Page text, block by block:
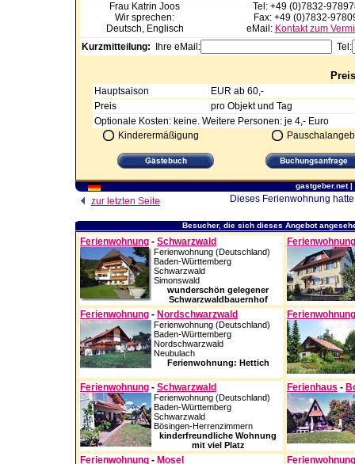
Frau Katrin Joos
Wir sprechen:
Deutsch, Englisch
Tel: +49 (0)7832-
Fax: +49 (0)7832-
eMail: Kontakt zum
Kurzmitteilung: Ihre eMail: Tel:
Hauptsaison
EUR ab 60,-
Preis
pro Objekt und Tag
Optionale Kosten: keine. Weitere Personen: je 4,- Euro
Kinderermäßigung
gastgeber.net|
zur letzten Seite Dieses Ferienwohnung
Besucher, die sich dieses Angebot
Ferienwohnung - Schwarzwald
Ferienwohnung (Deutschland)
Baden-Württemberg
Schwarzwald
Simonswald
wunderschön gelegener
Schwarzwaldbauernhof
Ferienwohnung
Ferienwohnung - Nordschwarzwald
Ferienwohnung (Deutschland)
Baden-Württemberg
Nordschwarzwald
Neubulach
Ferienwohnung: Hettich
Ferienwohnung
Ferienwohnung - Schwarzwald
Ferienwohnung (Deutschland)
Baden-Württemberg
Schwarzwald
Bösingen-Herrenzimmern
kinderfreundliche Wohnung
mit viel Platz
Ferienhaus -
Ferienwohnung - Mosel Ferienwohnung